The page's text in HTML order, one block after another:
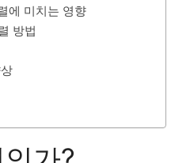
에 미치는 영향
방법